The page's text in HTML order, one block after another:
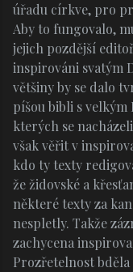
úřadu církve, pro
Aby to fungovalo,
jejich pozdější
inspirováni svatým
většiny by se dalo
píšou bibli s velkým
kterých se
však věřit v
kdo ty texty
že židovské a
některé texty za
nespletly. Takže
zachycena
Prozřetelnost